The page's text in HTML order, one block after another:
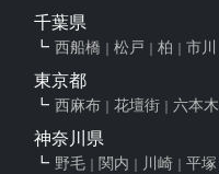
千葉県
西船橋 松戸 柏 市川
東京都
西麻布 花壇街 六本木
神奈川県
野毛 関内 川崎 平塚